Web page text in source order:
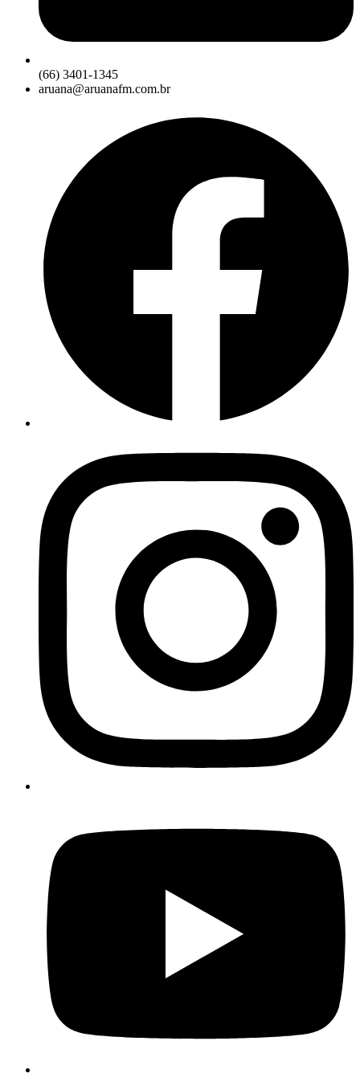
(66) 3401-1345
aruana@aruanafm.com.br